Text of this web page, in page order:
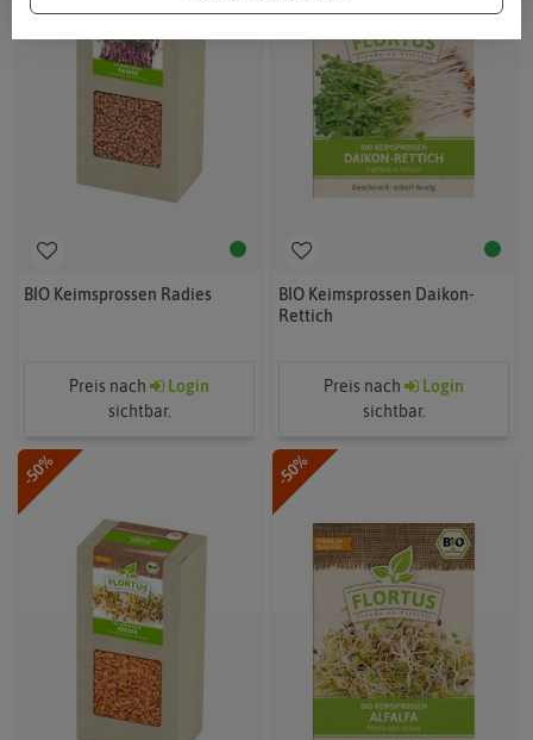
BIO Keimsprossen Radies
Preis nach
Login
sichtbar.
BIO Keimsprossen Daikon-
Rettich
Preis nach
Login
sichtbar.
-50% -50%